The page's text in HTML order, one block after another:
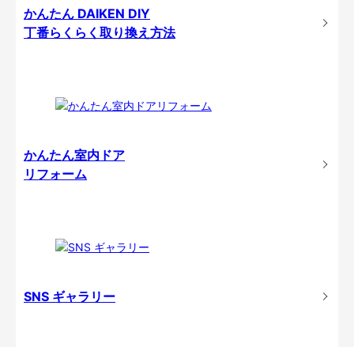
かんたん DAIKEN DIY
丁番らくらく取り換え方法
かんたん室内ドア
リフォーム
SNS ギャラリー